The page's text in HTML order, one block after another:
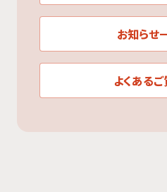
お知らせ
よくある